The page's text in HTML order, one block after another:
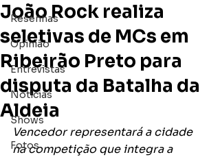
Resenhas
Opinião
Entrevistas
Notícias
Shows
Fotos
João Rock realiza
seletivas de MCs em
Ribeirão Preto para
disputa da Batalha da
Aldeia
Vencedor representará a cidade
na competição que integra a